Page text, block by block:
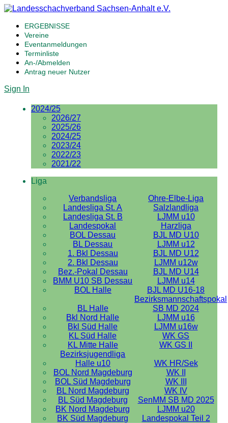
ERGEBNISSE
Vereine
Eventanmeldungen
Terminliste
An-/Abmelden
Antrag neuer Nutzer
Sign In
2024/25
2026/27
2025/26
2024/25
2023/24
2022/23
2021/22
Liga
Verbandsliga
Ohre-Elbe-Liga
Landesliga St. A
Salzlandliga
Landesliga St. B
LJMM u10
Landespokal
Harzliga
BOL Dessau
BJL MD U10
BL Dessau
LJMM u12
1. Bkl Dessau
BJL MD U12
2. Bkl Dessau
LJMM u12w
Bez.-Pokal Dessau
BJL MD U14
BMM U10 SB Dessau
LJMM u14
BOL Halle
BJL MD U16-18
BL Halle
Bezirksmannschaftspokal
SB MD 2024
Bkl Nord Halle
LJMM u16
Bkl Süd Halle
LJMM u16w
KL Süd Halle
WK GS
KL Mitte Halle
WK GS II
Bezirksjugendliga
Halle u10
WK HR/Sek
BOL Nord Magdeburg
WK II
BOL Süd Magdeburg
WK III
BL Nord Magdeburg
WK IV
BL Süd Magdeburg
SenMM SB MD 2025
BK Nord Magdeburg
LJMM u20
BK Süd Magdeburg
Landespokal Teil 2